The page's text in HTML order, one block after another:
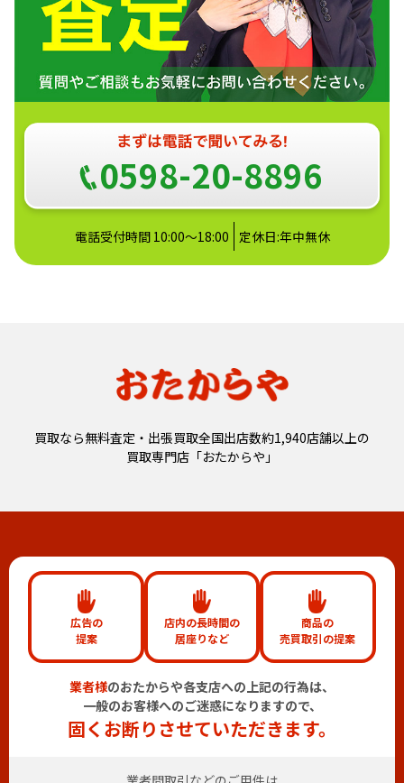
0598-20-8896
電話受付時間 10:00～18:00 定休日:年中無休
買取なら無料査定・出張買取全国出店数約1,940店舗以上の
買取専門店「おたからや」
広告の
提案
店内の長時間の
居座りなど
商品の
売買取引の提案
業者様のおたからや各支店への上記の行為は、
一般のお客様へのご迷惑になりますので、
固くお断りさせていただきます。